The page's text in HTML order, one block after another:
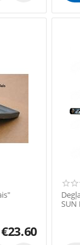
€23.60
SUN